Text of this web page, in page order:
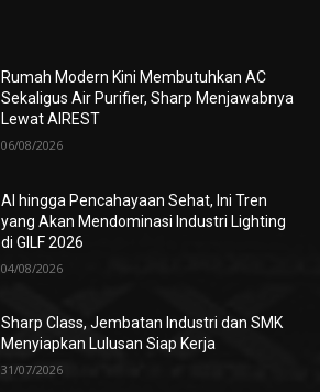
Rumah Modern Kini Membutuhkan AC
Sekaligus Air Purifier, Sharp Menjawabnya
Lewat AIREST
06/08/2026
AI hingga Pencahayaan Sehat, Ini Tren
yang Akan Mendominasi Industri Lighting
di GILF 2026
04/08/2026
Sharp Class, Jembatan Industri dan SMK
Menyiapkan Lulusan Siap Kerja
31/07/2026